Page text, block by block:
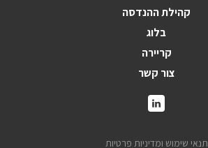
קהילת ההנדסה
בלוג
קריירה
צור קשר
תנאי שימוש ומדיניות פרטיות